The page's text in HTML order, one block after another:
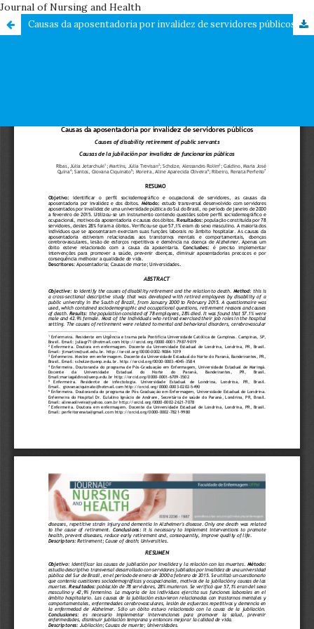
Journal of Nursing and Health
Causas da aposentadoria por invalidez de servidores públicos